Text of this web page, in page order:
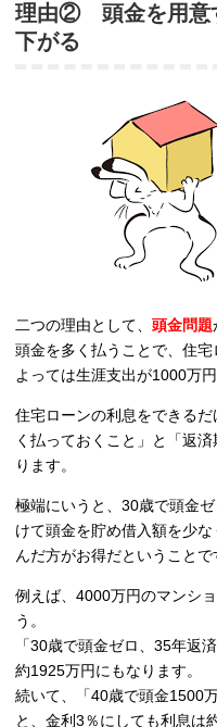
理由② 頭金を用意
下がる
二つの理由として、 頭金問題
頭金を多く払うことで、住
よっては生涯支出が1000万
住宅ローンの利息をできる
く払っておくこと」と「返
ります。
極端にいうと、30歳で頭金
けて頭金を貯め借入額を少
んだ方がお得だということで
例えば、4000万円のマンシ
う。
「30歳で頭金ゼロ、35年返
約1925万円にもなります。
続いて、「40歳で頭金1500
と、金利3％にしても利息は